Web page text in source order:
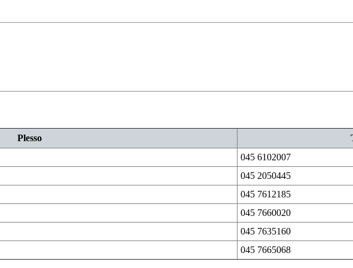
Plesso
045 6102007
045 2050445
045 7612185
045 7660020
045 7635160
045 7665068